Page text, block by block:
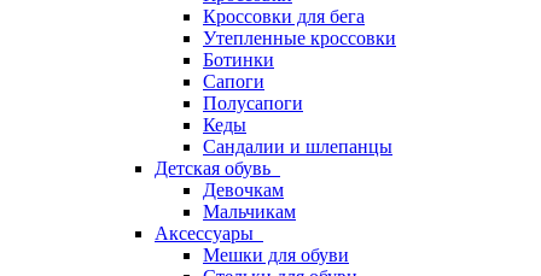
Кроссовки для бега
Утепленные кроссовки
Ботинки
Сапоги
Полусапоги
Кеды
Сандалии и шлепанцы
Детская обувь
Девочкам
Мальчикам
Аксессуары
Мешки для обуви